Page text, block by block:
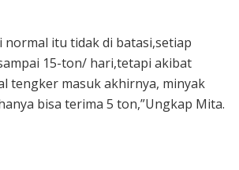
normal itu tidak di batasi,setiap
15-ton/ hari,tetapi akibat
tengker masuk akhirnya, minyak
bisa terima 5 ton,”Ungkap Mita.